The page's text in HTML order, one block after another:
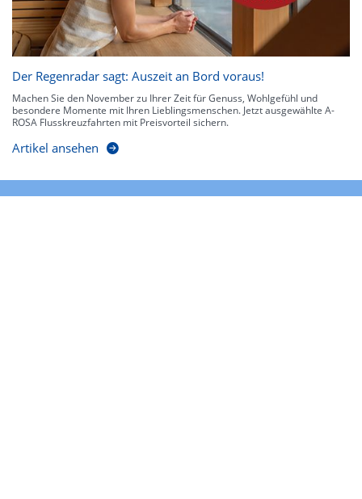
Der Regenradar sagt: Auszeit an Bord voraus!
Machen Sie den November zu Ihrer Zeit für Genuss, Wohlgefühl und
besondere Momente mit Ihren Lieblingsmenschen. Jetzt ausgewählte A-
ROSA Flusskreuzfahrten mit Preisvorteil sichern.
Artikel ansehen